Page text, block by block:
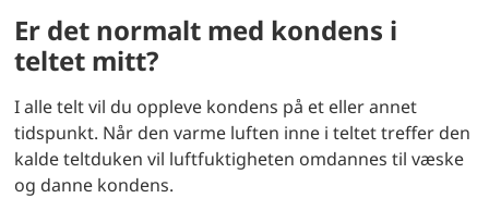
Er det normalt med kondens i
teltet mitt?
I alle telt vil du oppleve kondens på et eller annet
tidspunkt. Når den varme luften inne i teltet treffer den
kalde teltduken vil luftfuktigheten omdannes til væske
og danne kondens.